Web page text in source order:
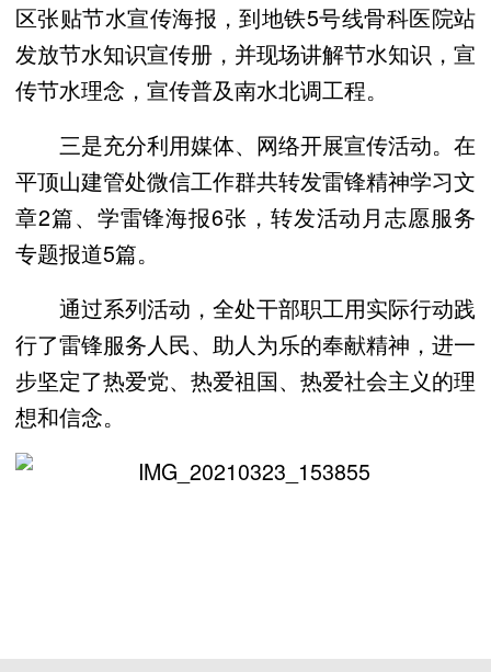
区张贴节水宣传海报，到地铁5号线骨科医院站
发放节水知识宣传册，并现场讲解节水知识，宣
传节水理念，宣传普及南水北调工程。
三是充分利用媒体、网络开展宣传活动。在
平顶山建管处微信工作群共转发雷锋精神学习文
章2篇、学雷锋海报6张，转发活动月志愿服务
专题报道5篇。
通过系列活动，全处干部职工用实际行动践
行了雷锋服务人民、助人为乐的奉献精神，进一
步坚定了热爱党、热爱祖国、热爱社会主义的理
想和信念。